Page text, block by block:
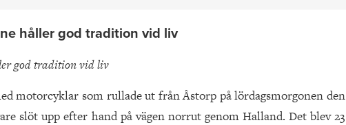
håller god tradition vid liv
god tradition vid liv
motorcyklar som rullade ut från Åstorp på lördagsmorgonen den
slöt upp efter hand på vägen norrut genom Halland. Det blev 23